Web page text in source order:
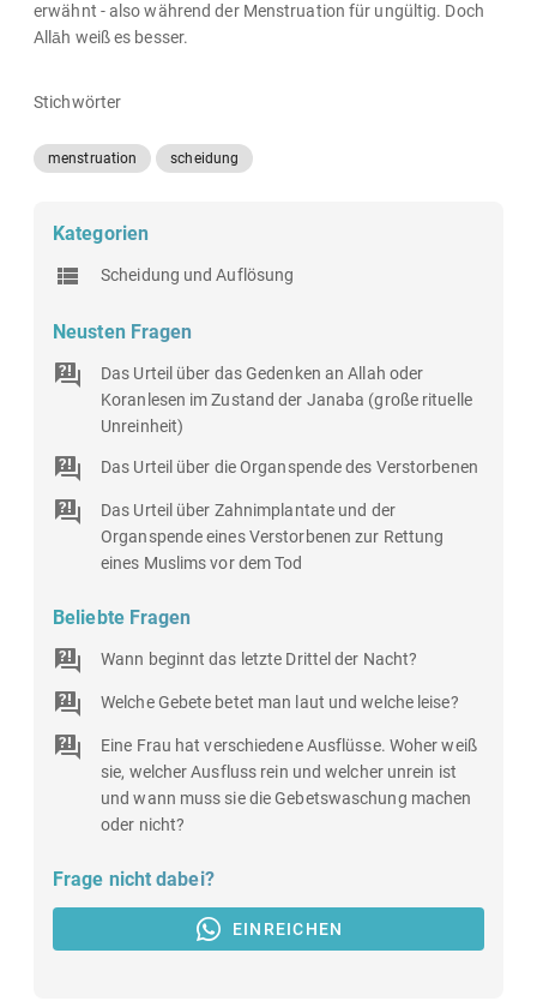
erwähnt - also während der Menstruation für ungültig. Doch
Allāh weiß es besser.
Stichwörter
menstruation scheidung
Kategorien
Scheidung und Auflösung
Neusten Fragen
Das Urteil über das Gedenken an Allah oder
Koranlesen im Zustand der Janaba (große rituelle
Unreinheit)
Das Urteil über die Organspende des Verstorbenen
Das Urteil über Zahnimplantate und der
Organspende eines Verstorbenen zur Rettung
eines Muslims vor dem Tod
Beliebte Fragen
Wann beginnt das letzte Drittel der Nacht?
Welche Gebete betet man laut und welche leise?
Eine Frau hat verschiedene Ausflüsse. Woher weiß
sie, welcher Ausfluss rein und welcher unrein ist
und wann muss sie die Gebetswaschung machen
oder nicht?
Frage nicht dabei?
EINREICHEN